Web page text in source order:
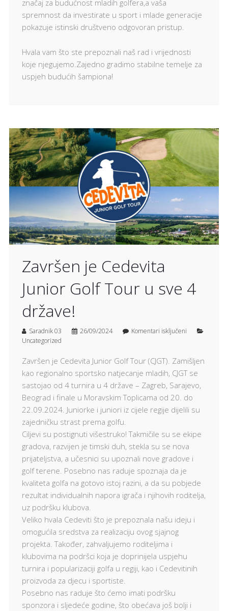
značaj za budućnost mladih golfera,a vaša
spremnost da investirate u sport i mlade generacije
pokazuje istinski društveno odgovoran pristup.
Hvala vam što ste prepoznali naš rad i vrijednosti
koje njegujemo.Zajedno gradimo stabilne temelje za
uspjeh budućih šampiona!
Završen je Cedevita
Junior Golf Tour u sve 4
države!
Saradnik 03 26/09/2024
Komentari isključeni
Uncategorized
Završen je Cedevita Junior Golf Tour (CJGT). Zamišljen
kao regionalno sportsko natjecanje mladih, CJGT se
sastojao od 4 turnira u 4 države – Zagreb, Sarajevo,
Beograd i finale u Moravskim Toplicama od 20. do
22.09.2024. Juniorke i juniori iz cijele regije dijelili su
zajedničku strast prema golfu.
Ciljevi su postignuti višestruko! Takmičile su se ekipe
gradova, razvijen je timski duh, stekla su se nova
prijateljstva, a učesnici su upoznali nove gradove i
golf terene. Posebno nas raduje spoznaja da je
kvaliteta golfa na gotovo istoj razini, a da su pobjede
rezultat individualnih napora igrača i njihovih roditelja,
uz podršku klubova.
Veliko hvala Cedeviti što je prepoznala našu ideju i
omogućila sredstva za realizaciju ovog sjajnog
projekta. Također, zahvaljujemo roditeljima i
klubovima na podršci koja je doprinijela uspjehu
turnira i popularizaciji golfa u regiji, kao i Cedevitinih
proizvoda za djecu i sportiste.
Posebno nas raduje što ćemo imati podršku
sponzora i sljedeće godine, što obećava još bolji i